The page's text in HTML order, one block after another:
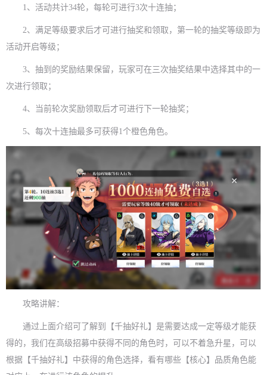
1、活动共计34轮，每轮可进行3次十连抽；
2、满足等级要求后才可进行抽奖和领取，第一轮的抽奖等级即为
活动开启等级；
3、抽到的奖励结果保留，玩家可在三次抽奖结果中选择其中的一
次进行领取；
4、当前轮次奖励领取后才可进行下一轮抽奖；
5、每次十连抽最多可获得1个橙色角色。
攻略讲解：
通过上面介绍可了解到【千抽好礼】是需要达成一定等级才能获
得的，我们在高级招募中获得不同的角色时，可以不着急升星，可以
根据【千抽好礼】中获得的角色选择，看有哪些【核心】品质角色能